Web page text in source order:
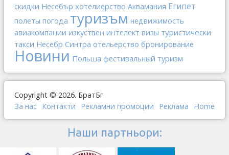
скидки Несебър хотелиерство Аквамания Египет
полеты погода туризъм недвижимость
авиакомпании изкуствен интелект визы туристически
такси Несебр Синтра отельерство бронирование
Новини Польша фестивальный туризм
Copyright © 2026. БратБг
За нас Контакти Рекламни промоции Реклама Home
Наши партньори: